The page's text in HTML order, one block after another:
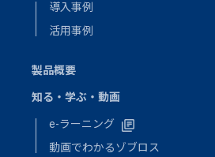
導入事例
活用事例
製品概要
知る・学ぶ・動画
e-ラーニング
動画でわかるゾブロス